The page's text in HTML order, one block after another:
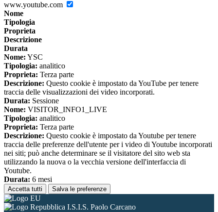
www.youtube.com
Nome
Tipologia
Proprieta
Descrizione
Durata
Nome: YSC
Tipologia: analitico
Proprieta: Terza parte
Descrizione: Questo cookie è impostato da YouTube per tenere
traccia delle visualizzazioni dei video incorporati.
Durata: Sessione
Nome: VISITOR_INFO1_LIVE
Tipologia: analitico
Proprieta: Terza parte
Descrizione: Questo cookie è impostato da Youtube per tenere
traccia delle preferenze dell'utente per i video di Youtube incorporati
nei siti; può anche determinare se il visitatore del sito web sta
utilizzando la nuova o la vecchia versione dell'interfaccia di
Youtube.
Durata: 6 mesi
Accetta tutti Salva le preferenze
I.S.I.S. Paolo Carcano